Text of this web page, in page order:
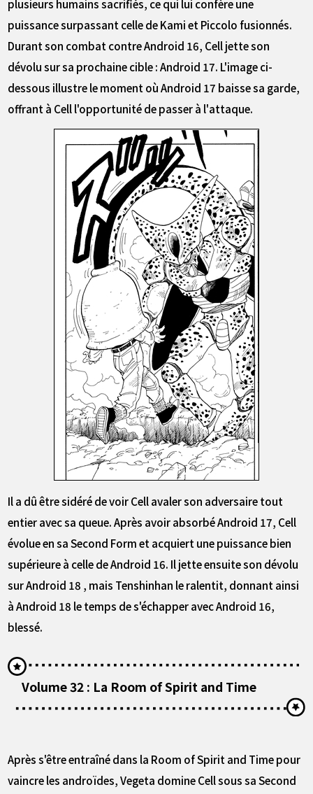
plusieurs humains sacrifiés, ce qui lui confère une
puissance surpassant celle de Kami et Piccolo fusionnés.
Durant son combat contre Android 16, Cell jette son
dévolu sur sa prochaine cible : Android 17. L'image ci-
dessous illustre le moment où Android 17 baisse sa garde,
offrant à Cell l'opportunité de passer à l'attaque.
Il a dû être sidéré de voir Cell avaler son adversaire tout
entier avec sa queue. Après avoir absorbé Android 17, Cell
évolue en sa Second Form et acquiert une puissance bien
supérieure à celle de Android 16. Il jette ensuite son dévolu
sur Android 18 , mais Tenshinhan le ralentit, donnant ainsi
à Android 18 le temps de s'échapper avec Android 16,
blessé.
Volume 32 : La Room of Spirit and Time
Après s'être entraîné dans la Room of Spirit and Time pour
vaincre les androïdes, Vegeta domine Cell sous sa Second